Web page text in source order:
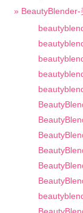
» BeautyBlender-